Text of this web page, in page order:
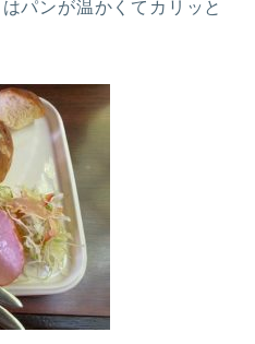
パンが温かくてカリッと